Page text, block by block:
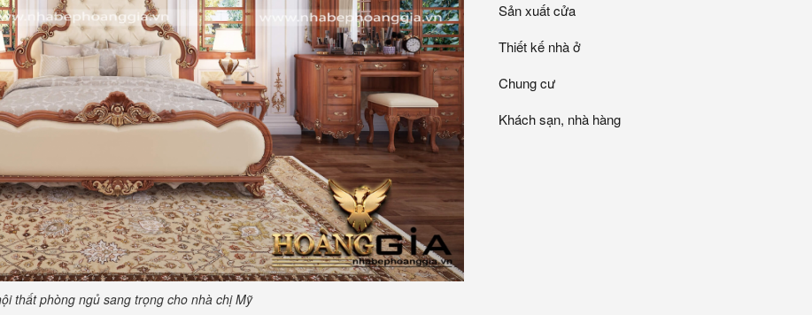
thất phòng ngủ sang trọng cho nhà chị Mỹ
Sản xuất cửa
Thiết kế nhà ở
Chung cư
Khách sạn, nhà hàng